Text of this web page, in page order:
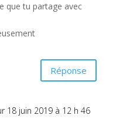
que tu partage avec
Réponse
18 juin 2019 à 12 h 46